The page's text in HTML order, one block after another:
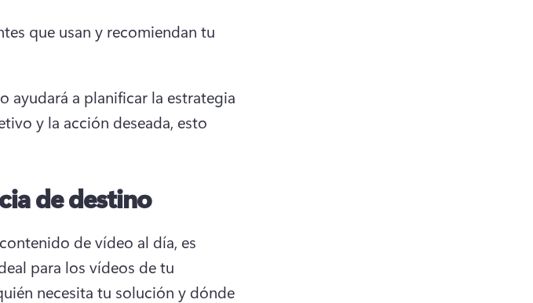
que usan y recomiendan tu
ayudará a planificar la estrategia
y la acción deseada, esto
de destino
de vídeo al día, es
para los vídeos de tu
necesita tu solución y dónde